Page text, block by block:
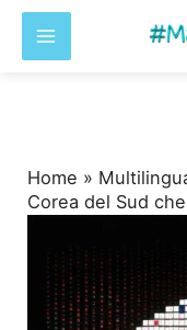
Home »
Corea del Sud